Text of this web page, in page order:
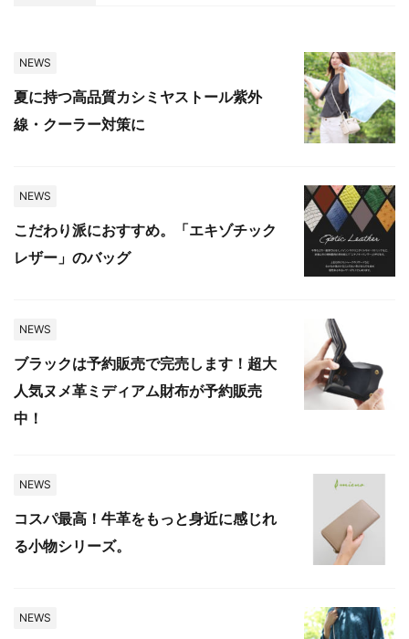
NEWS
夏に持つ高品質カシミヤストール紫外
線・クーラー対策に
NEWS
こだわり派におすすめ。「エキゾチック
レザー」のバッグ
NEWS
ブラックは予約販売で完売します！超大
人気ヌメ革ミディアム財布が予約販売
中！
NEWS
コスパ最高！牛革をもっと身近に感じれ
る小物シリーズ。
NEWS